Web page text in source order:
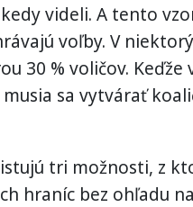
videli. A tento
voľby. V
30 % voličov. Keďže
sa vytvárať
tri možnosti, z
hraníc bez ohľadu